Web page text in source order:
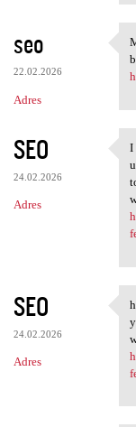
seo
22.02.2026
Adres
SEO
24.02.2026
Adres
I
I
SEO
24.02.2026
Adres
hi